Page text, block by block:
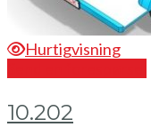
Hurtigvisning
10.202